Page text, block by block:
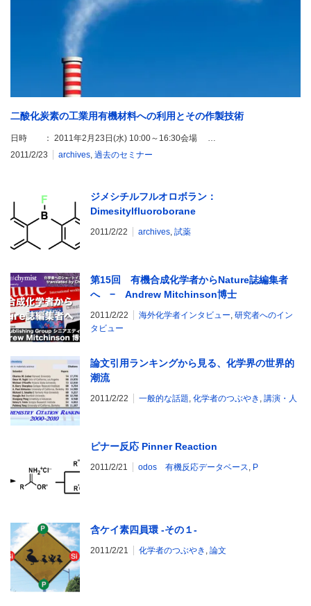
二酸化炭素の工業用有機材料への利用とその作製技術
日時 ： 2011年2月23日(水) 10:00～16:30会場 …
2011/2/23
archives 過去のセミナー
ジメシチルフルオロボラン：
Dimesitylfluoroborane
2011/2/22 archives 試薬
第15回 有機合成化学者からNature誌編集者
へ − Andrew Mitchinson博士
2011/2/22 海外化学者インタビュー 研究者へのイン
タビュー
論文引用ランキングから見る、化学界の世界的
潮流
2011/2/22 一般的な話題 化学者のつぶやき 講演・人
ピナー反応 Pinner Reaction
2011/2/21 odos 有機反応データベース P
含ケイ素四員環 -その１-
2011/2/21 化学者のつぶやき 論文